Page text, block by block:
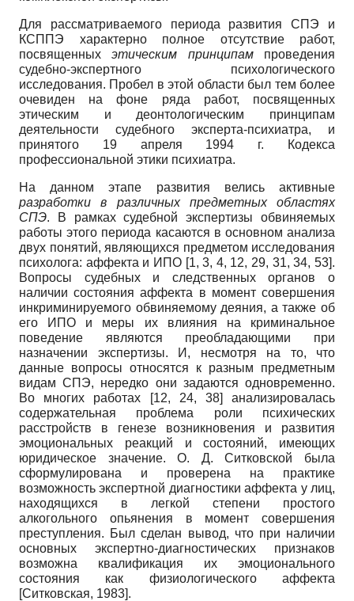
Для рассматриваемого периода развития СПЭ и
КСППЭ характерно полное отсутствие работ,
посвященныхэтическим принципампроведения
судебно-экспертного психологического
исследования. Пробел в этой области был тем более
очевиден на фоне ряда работ, посвященных
этическим и деонтологическим принципам
деятельности судебного эксперта-психиатра, и
принятого 19 апреля 1994 г. Кодекса
профессиональной этики психиатра.
На данном этапе развития велись активные
разработки в различных предметных областях
СПЭ. В рамках судебной экспертизы обвиняемых
работы этого периода касаются в основном анализа
двух понятий, являющихся предметом исследования
психолога: аффекта и ИПО [1, 3, 4, 12, 29, 31, 34, 53].
Вопросы судебных и следственных органов о
наличии состояния аффекта в момент совершения
инкриминируемого обвиняемому деяния, а также об
его ИПО и меры их влияния на криминальное
поведение являются преобладающими при
назначении экспертизы. И, несмотря на то, что
данные вопросы относятся к разным предметным
видам СПЭ, нередко они задаются одновременно.
Во многих работах [12, 24, 38] анализировалась
содержательная проблема роли психических
расстройств в генезе возникновения и развития
эмоциональных реакций и состояний, имеющих
юридическое значение. О. Д. Ситковской была
сформулирована и проверена на практике
возможность экспертной диагностики аффекта у лиц,
находящихся в легкой степени простого
алкогольного опьянения в момент совершения
преступления. Был сделан вывод, что при наличии
основных экспертно-диагностических признаков
возможна квалификация их эмоционального
состояния как физиологического аффекта
[Ситковская, 1983].